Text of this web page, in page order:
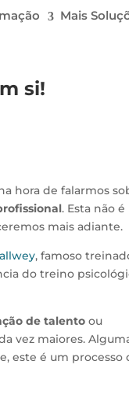
Mais
si!
hora de falarmos
. Esta não é
mais adiante.
, famoso
do treino
de talento ou
vez maiores.
este é um processo